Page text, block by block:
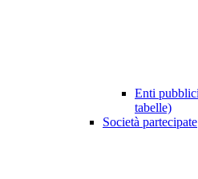
Enti
tabelle)
Società partecipate